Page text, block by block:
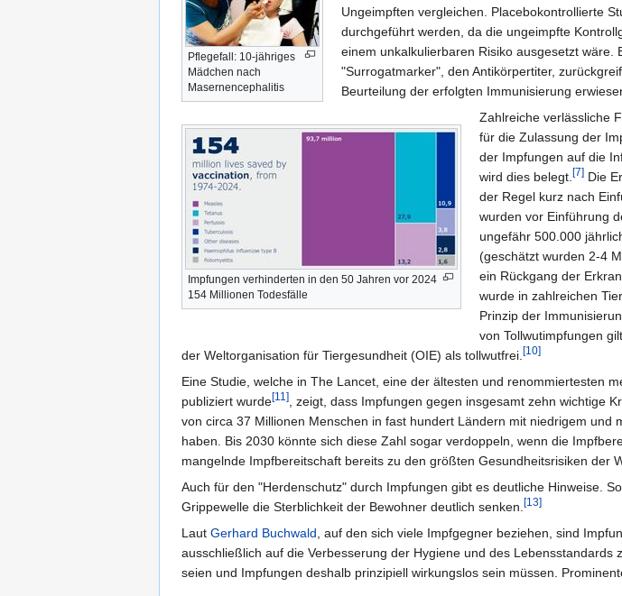
Pflegefall: 10-jähriges
Mädchen nach
Masernencephalitis
Impfungen verhinderten in den 50 Jahren vor 2024
154 Millionen Todesfälle
Ungeimpften vergleichen. Placebokontrollierte
durchgeführt werden, da die ungeimpfte
einem unkalkulierbaren Risiko ausgesetzt
"Surrogatmarker", den Antikörpertiter,
Beurteilung der erfolgten Immunisierung
Zahlreiche verlässliche
für die Zulassung der
der Impfungen auf die
wird dies belegt. [7]Die
der Regel kurz nach
wurden vor Einführung
ungefähr 500.000
(geschätzt wurden 2-4
ein Rückgang der
wurde in zahlreichen
Prinzip der
von Tollwutimpfungen
der Weltorganisation für Tiergesundheit (OIE) als tollwutfrei. [10]
Eine Studie, welche in The Lancet, eine der ältesten und renommiertesten
publiziert wurde[11]
, zeigt, dass Impfungen gegen insgesamt zehn wichtige
von circa 37 Millionen Menschen in fast hundert Ländern mit niedrigem und
haben. Bis 2030 könnte sich diese Zahl sogar verdoppeln, wenn die
mangelnde Impfbereitschaft bereits zu den größten Gesundheitsrisiken der
Auch für den "Herdenschutz" durch Impfungen gibt es deutliche Hinweise.
Grippewelle die Sterblichkeit der Bewohner deutlich senken. [13]
Laut Gerhard Buchwald , auf den sich viele Impfgegner beziehen, sind
ausschließlich auf die Verbesserung der Hygiene und des Lebensstandards
seien und Impfungen deshalb prinzipiell wirkungslos sein müssen.